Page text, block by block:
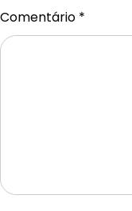
Comentário *